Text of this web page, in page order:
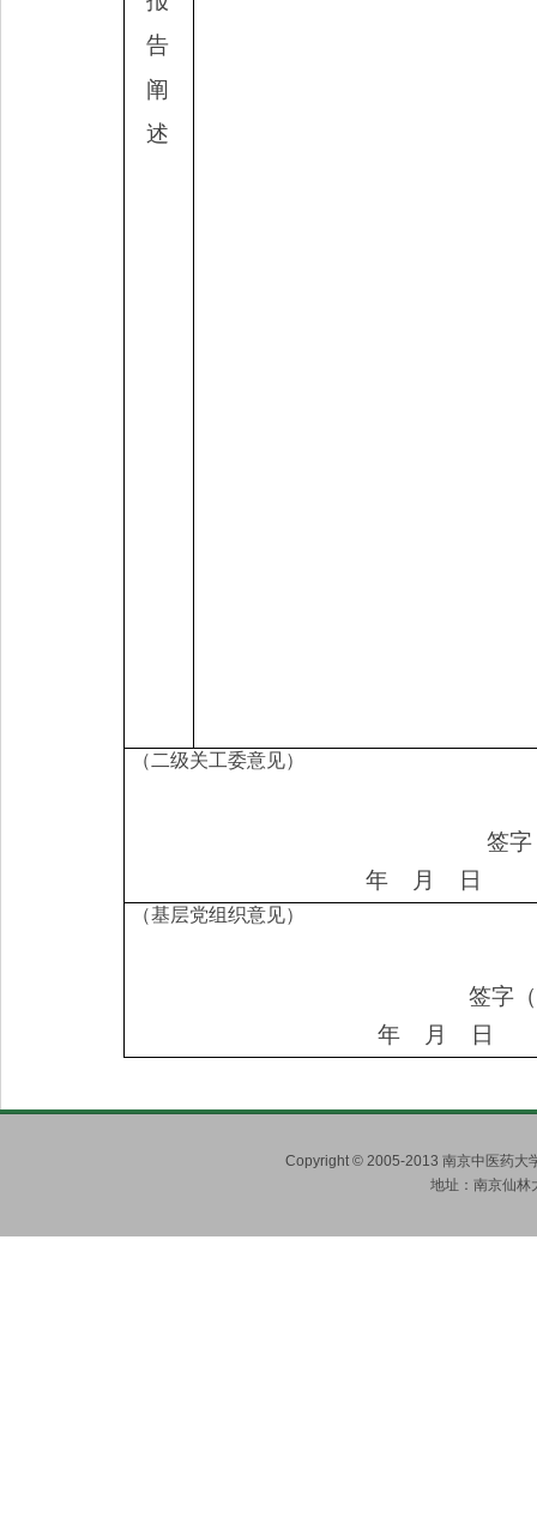
告
阐
述
（二级关工委意见）
签
年
月 日
（基层党组织意见）
签字
年
月 日
Copyright © 2005-2013 南京中医药大
地址：南京仙林